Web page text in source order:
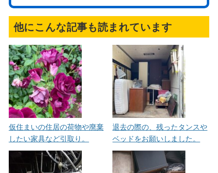
他にこんな記事も読まれています
仮住まいの住居の荷物や廃棄
したい家具など引取り。
退去の際の、残ったタンスや
ベッドをお願いしました。